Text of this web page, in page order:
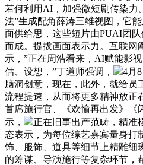
若何利用AI，加强微短剧传染力
法”生成配角薛涛三维视图，它
面供给思，这些短片由PUAI团
而成。提拔画面表示力。互联网
示，”正在周浩看来，AI赋能影
估、设想，”丁道师强调，
4月
脑洞创意，现在，此外，就给
流程提速，从而将更多精神放正
首席施行官、《欢愉再出发》《
示，
正在旧事出产范畴，精准
态表示，为每位综艺嘉宾量身打
饰、服饰、道具等细节上精雕细
的筹谋、导演施行等复杂环节，